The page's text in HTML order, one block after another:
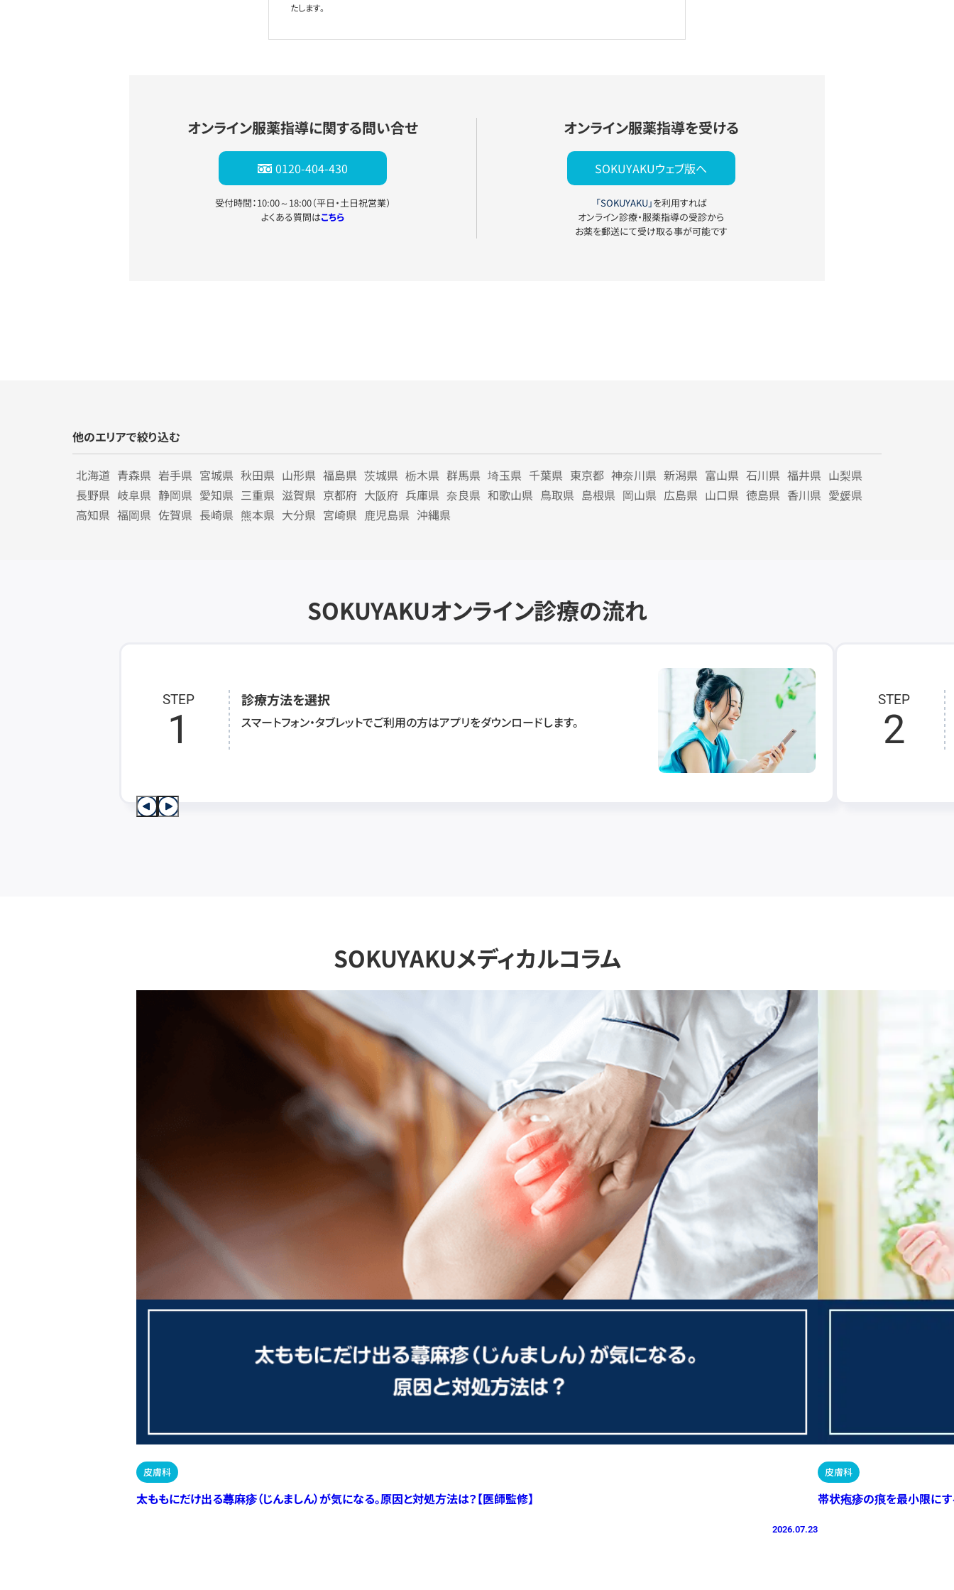
たします。
オンライン服薬指導に関する問い合せ
0120-404-430
受付時間：10:00～18:00（平日・土日祝営業）
よくある質問はこちら
オンライン服薬指導を受ける
SOKUYAKUウェブ版へ
「SOKUYAKU」を利用すれば
オンライン診療・服薬指導の受診から
お薬を郵送にて受け取る事が可能です
他のエリアで絞り込む
北海道 青森県 岩手県 宮城県 秋田県 山形県 福島県 茨城県 栃木県 群馬県 埼玉県 千葉県 東京都 神奈川県 新潟県 富山県 石川県 福井県 山梨県
長野県 岐阜県 静岡県 愛知県 三重県 滋賀県 京都府 大阪府 兵庫県 奈良県 和歌山県 鳥取県 島根県 岡山県 広島県 山口県 徳島県 香川県 愛媛県
高知県 福岡県 佐賀県 長崎県 熊本県 大分県 宮崎県 鹿児島県 沖縄県
SOKUYAKUオンライン診療の流れ
STEP
1
診療方法を選択
スマートフォン・タブレットでご利用の方はアプリをダウンロードします。
STEP
2
SOKUYAKUメディカルコラム
皮膚科
太ももにだけ出る蕁麻疹（じんましん）が気になる。原因と対処方法は？【医師監修】
2026.07.23
皮膚科
帯状疱疹の痕を最小限にす